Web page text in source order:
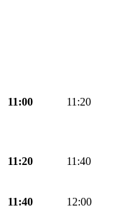
11:00 11:20
11:20 11:40
11:40 12:00